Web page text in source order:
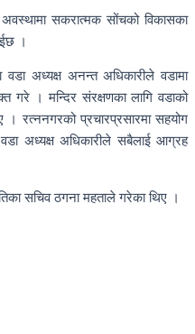
सकरात्मक सोंचको विकासका
।
अध्यक्ष अनन्त अधिकारीले वडामा
गरे । मन्दिर संरक्षणका लागि वडाको
। रत्ननगरको प्रचारप्रसारमा सहयोग
वडा अध्यक्ष अधिकारीले सबैलाई आग्रह
सचिव ठगना महताले गरेका थिए ।